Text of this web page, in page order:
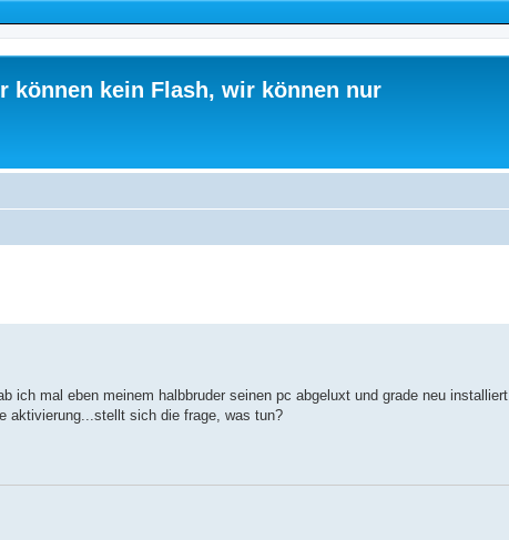
können kein Flash, wir können nur
mal eben meinem halbbruder seinen pc abgeluxt und grade neu installiert.
aktivierung...stellt sich die frage, was tun?